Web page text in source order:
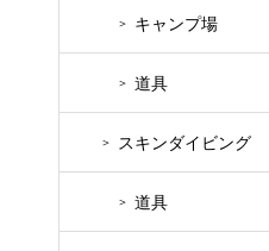
キャンプ場
道具
スキンダイビング
道具